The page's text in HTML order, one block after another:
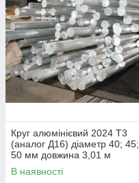
Круг алюмінієвий 2024 Т3
(аналог Д16) діаметр 40; 45;
50 мм довжина 3,01 м
доставка порізування
паковання
В наявності